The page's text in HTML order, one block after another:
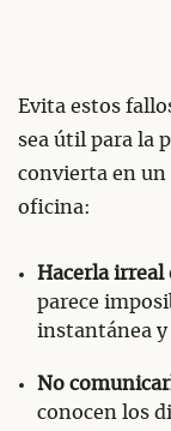
Evita estos
sea útil para la
convierta en un
oficina:
Hacerla irreal
parece
instantánea y
No
conocen los